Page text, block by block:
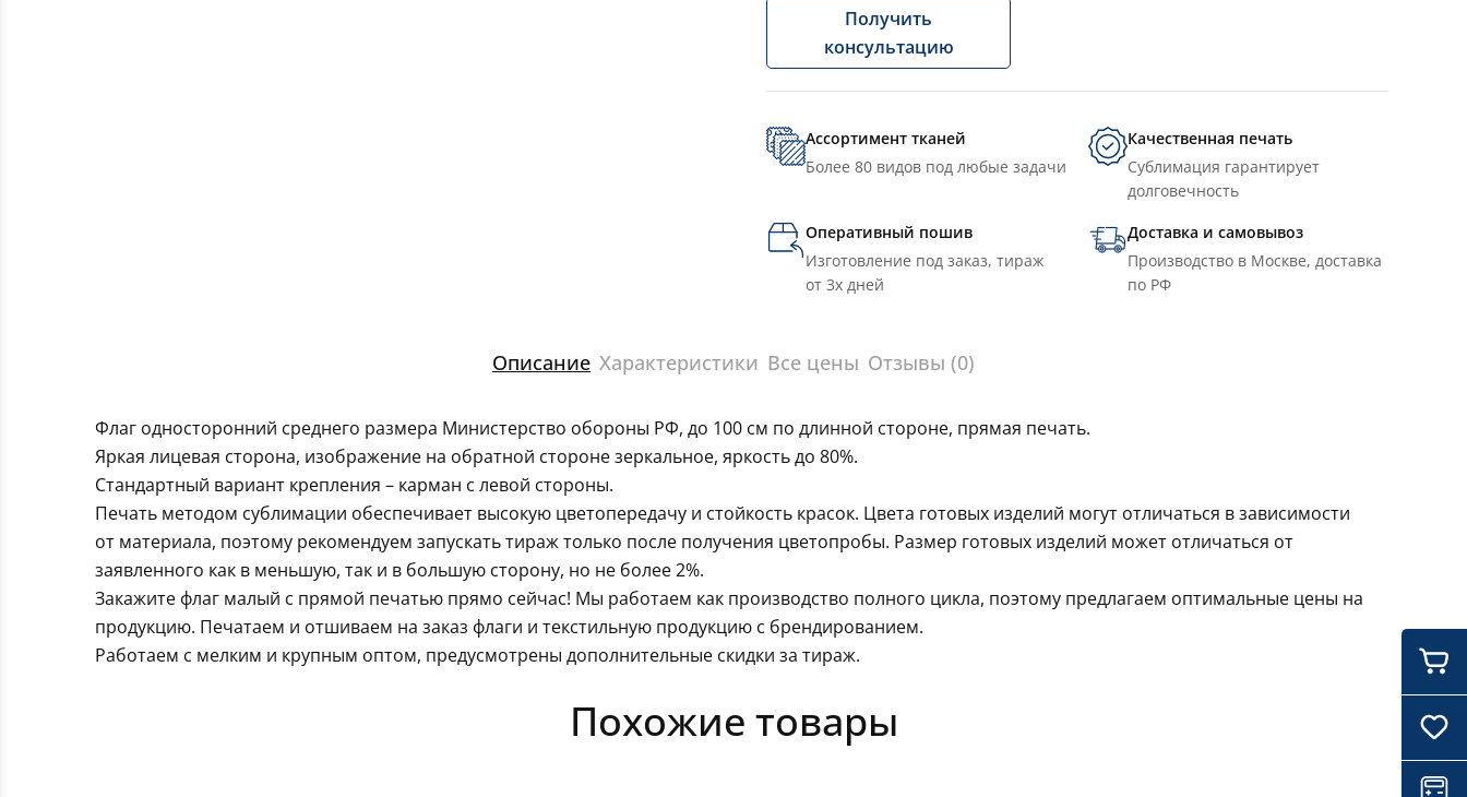
Получить
консультацию
Ассортимент тканей
Более 80 видов под любые задачи
Качественная печать
Сублимация гарантирует
долговечность
Оперативный пошив
Изготовление под заказ, тираж
от 3х дней
Доставка и самовывоз
Производство в Москве, доставка
по РФ
Описание Характеристики Все цены Отзывы (0)
Флаг односторонний среднего размера Министерство обороны РФ, до 100 см по длинной стороне, прямая печать.
Яркая лицевая сторона, изображение на обратной стороне зеркальное, яркость до 80%.
Стандартный вариант крепления – карман с левой стороны.
Печать методом сублимации обеспечивает высокую цветопередачу и стойкость красок. Цвета готовых изделий могут отличаться в зависимости
от материала, поэтому рекомендуем запускать тираж только после получения цветопробы. Размер готовых изделий может отличаться от
заявленного как в меньшую, так и в большую сторону, но не более 2%.
Закажите флаг малый с прямой печатью прямо сейчас! Мы работаем как производство полного цикла, поэтому предлагаем оптимальные цены на
продукцию. Печатаем и отшиваем на заказ флаги и текстильную продукцию с брендированием.
Работаем с мелким и крупным оптом, предусмотрены дополнительные скидки за тираж.
Похожие товары